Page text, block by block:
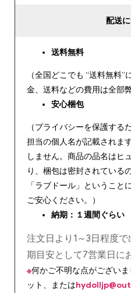
配送
送料無料
（全国どこでも “送料無料
金、送料などの費用は全部
安心梱包
（プライバシーを保護する
担当の個人名が記載されま
しません。商品の品名はヒ
り、梱包は密封されている
「ラブドール」ということ
ご安心ください。）
納期：１週間ぐらい
注文日より1～3日程度
期目安として7営業日に
※何かご不明な点がござい
ット、または